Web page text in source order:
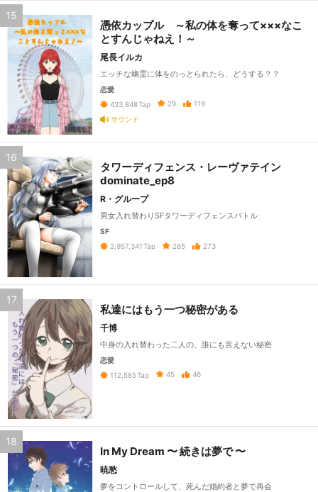
15
憑依カップル ～私の体を奪って×××なこ
とすんじゃねえ！～
尾長イルカ
エッチな幽霊に体をのっとられたら、どうする？？
恋愛
433,848Tap 29
119
サウンド
16
タワーディフェンス・レーヴァテイン
dominate_ep8
R・グループ
男女入れ替わりSFタワーディフェンスバトル
SF
2,957,341 Tap 265 273
17
私達にはもう一つ秘密がある
千博
中身の入れ替わった二人の、誰にも言えない秘密
恋愛
112,585Tap 45 46
18
In My Dream 〜 続きは夢で 〜
暁愁
夢をコントロールして、死んだ婚約者と夢で再会